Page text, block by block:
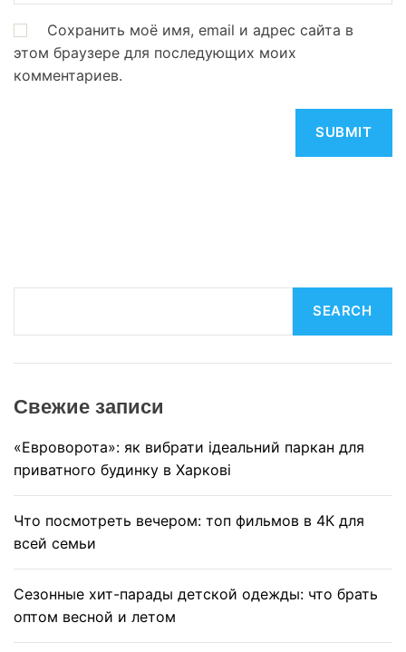
Сохранить моё имя, email и адрес сайта в
этом браузере для последующих моих
комментариев.
r
h
SEARCH
Свежие записи
«Евроворота»: як вибрати ідеальний паркан для
приватного будинку в Харкові
Что посмотреть вечером: топ фильмов в 4К для
всей семьи
Сезонные хит-парады детской одежды: что брать
оптом весной и летом